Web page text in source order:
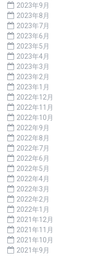
2023年9月
2023年8月
2023年7月
2023年6月
2023年5月
2023年4月
2023年3月
2023年2月
2023年1月
2022年12月
2022年11月
2022年10月
2022年9月
2022年8月
2022年7月
2022年6月
2022年5月
2022年4月
2022年3月
2022年2月
2022年1月
2021年12月
2021年11月
2021年10月
2021年9月